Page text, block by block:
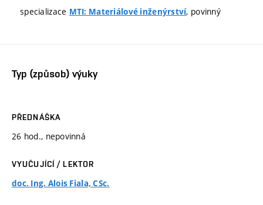
specializace MTI: Materiálové inženýrství, povinný
Typ (způsob) výuky
PŘEDNÁŠKA
26 hod., nepovinná
VYUČUJÍCÍ / LEKTOR
doc. Ing. Alois Fiala, CSc.